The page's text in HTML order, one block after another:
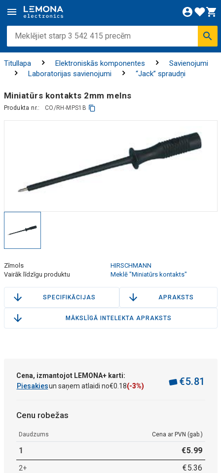
Titullapa Elektroniskās komponentes
Savienojumi
Laboratorijas savienojumi
“Jack” spraudņi
Miniatūrs kontakts 2mm melns
Produkta nr.: CO/RH-MPS1B
Zīmols
HIRSCHMANN
Vairāk līdzīgu produktu
Meklē "Miniatūrs kontakts"
SPECIFIKĀCIJAS APRAKSTS
MĀKSLĪGĀ INTELEKTA APRAKSTS
Cena, izmantojot LEMONA+ karti:
Piesakiesun saņem atlaidi no€0 18(-3%) €5.81
Cenu robežas
Daudzums Cena ar PVN (gab.)
1 €5.99
2+ €5.36